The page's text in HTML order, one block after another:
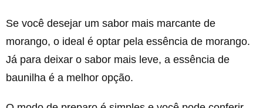
Se você desejar um sabor mais marcante de
morango, o ideal é optar pela essência de morango.
Já para deixar o sabor mais leve, a essência de
baunilha é a melhor opção.